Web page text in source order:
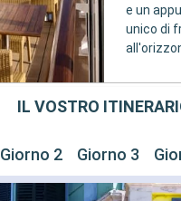
e un
unico di
IL VOSTRO
Giorno 2 Giorno 3